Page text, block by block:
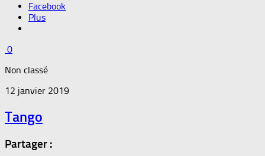
Facebook
Plus
0
Non classé
12 janvier 2019
Tango
Partager :